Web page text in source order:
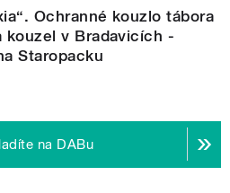
Ochranné kouzlo tábora
kouzel v Bradavicích -
Staropacku
na DABu